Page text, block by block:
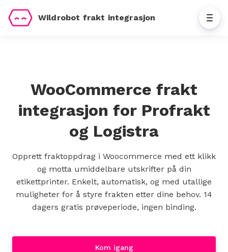
Wildrobot frakt integrasjon
WooCommerce frakt
integrasjon for Profrakt
og Logistra
Opprett fraktoppdrag i Woocommerce med ett klikk
og motta umiddelbare utskrifter på din
etikettprinter. Enkelt, automatisk, og med utallige
muligheter for å styre frakten etter dine behov. 14
dagers gratis prøveperiode, ingen binding.
Kom igang